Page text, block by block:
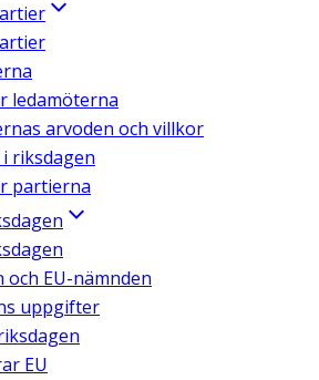
ledamöterna
arvoden och villkor
riksdagen
partierna
EU-nämnden
uppgifter
EU